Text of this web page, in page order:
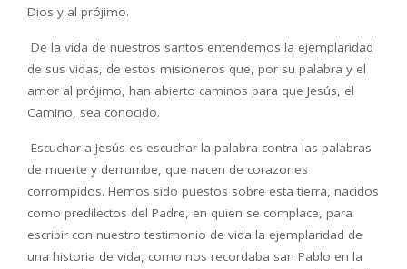
Dios y al prójimo.
De la vida de nuestros santos entendemos la ejemplaridad
de sus vidas, de estos misioneros que, por su palabra y el
amor al prójimo, han abierto caminos para que Jesús, el
Camino, sea conocido.
Escuchar a Jesús es escuchar la palabra contra las palabras
de muerte y derrumbe, que nacen de corazones
corrompidos. Hemos sido puestos sobre esta tierra, nacidos
como predilectos del Padre, en quien se complace, para
escribir con nuestro testimonio de vida la ejemplaridad de
una historia de vida, como nos recordaba san Pablo en la